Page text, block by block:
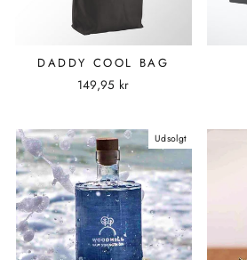
DADDY COOL BAG
149,95 kr
Udsolgt